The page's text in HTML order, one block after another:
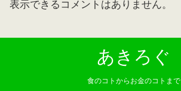
表示できるコメントはありません。
あきろぐ
食のコトからお金のコトまで